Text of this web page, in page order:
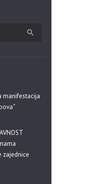
manifestacija
zajednice